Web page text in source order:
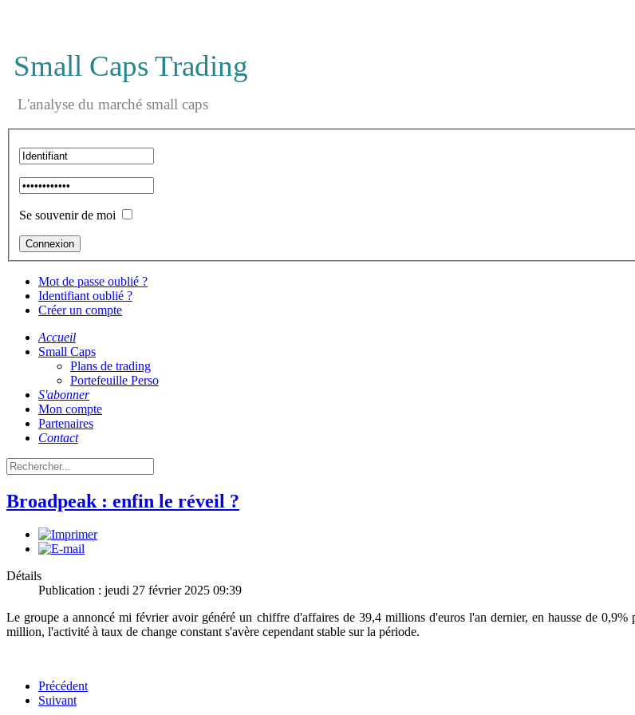
Small Caps Trading
L'analyse du marché small caps
Se souvenir de moi
Mot de passe oublié ?
Identifiant oublié ?
Créer un compte
Accueil
Small Caps
Plans de trading
Portefeuille Perso
S'abonner
Mon compte
Partenaires
Contact
Broadpeak : enfin le réveil ?
Détails
Publication : jeudi 27 février 2025 09:39
Le groupe a annoncé mi février avoir généré un chiffre d'affaires de 39,4 millions d'euros l'an dernier, en hausse de
million, l'activité à taux de change constant s'avère cependant stable sur la période.
Précédent
Suivant